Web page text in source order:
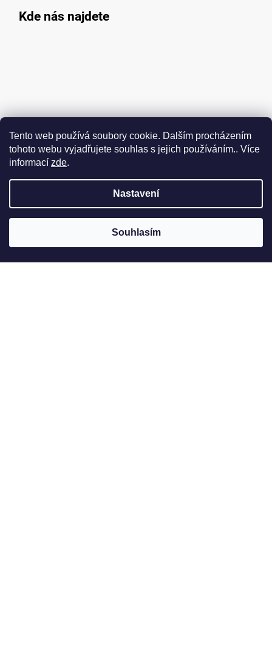
Tento web používá soubory cookie. Dalším procházením
tohoto webu vyjadřujete souhlas s jejich používáním.. Více
informací zde.
Nastavení
Souhlasím
Kde nás najdete